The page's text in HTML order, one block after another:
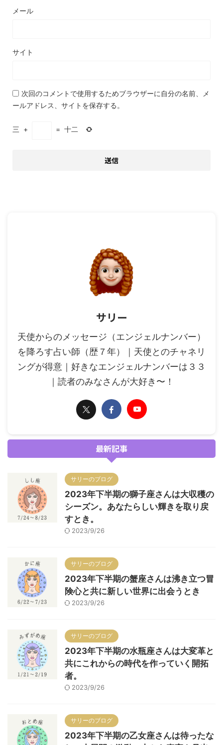
メール
サイト
次回のコメントで使用するためブラウザーに自分の名前、メ
ールアドレス、サイトを保存する。
三 + = 十二
サリー
天使からのメッセージ（エンジェルナンバー）
を降ろす占い師（歴７年）｜天使とのチャネリ
ングが得意｜好きなエンジェルナンバーは３３
｜読者のみなさんが大好き〜！
最新記事
サリーのブログ
2023年下半期の獅子座さんは大収穫の
シーズン。あなたらしい輝きを取り戻
すとき。
2023/9/26
サリーのブログ
2023年下半期の蟹座さんは沸き立つ冒
険心と共に新しい世界に出会うとき
2023/9/26
サリーのブログ
2023年下半期の水瓶座さんは大変革と
共にこれからの時代を作っていく開拓
者。
2023/9/26
サリーのブログ
2023年下半期の乙女座さんは待ったな